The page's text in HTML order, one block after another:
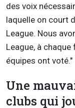
des voix
laquelle on court
League. Nous
League, à
équipes ont voté."
Une
clubs qui